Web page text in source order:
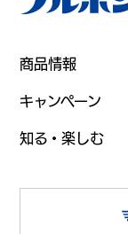
商品情報
キャンペーン
知る・楽しむ